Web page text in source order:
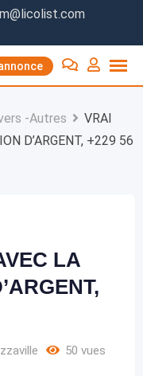
-Autres
VRAI
D’ARGENT, +229 56
LA
50 vues